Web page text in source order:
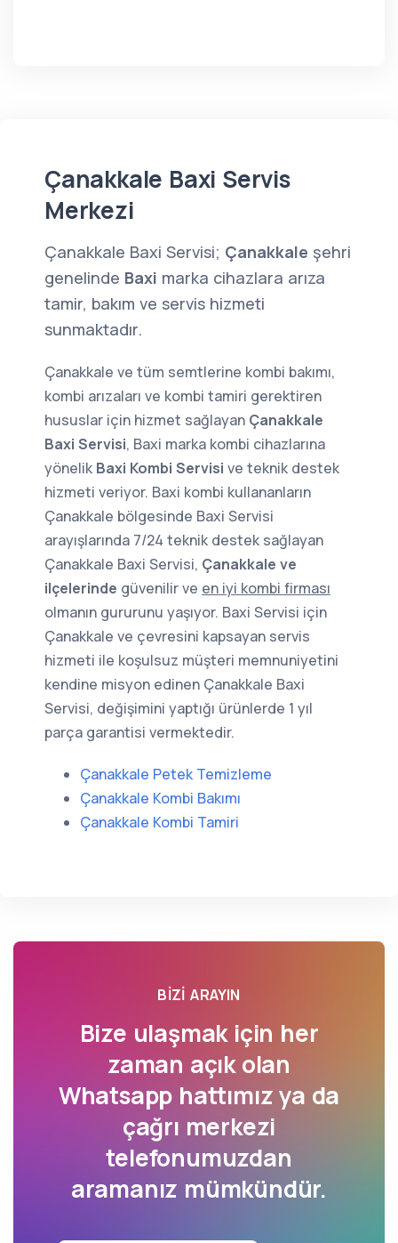
Çanakkale Baxi Servis
Merkezi
Çanakkale Baxi Servisi; Çanakkale şehri
genelinde Baxi marka cihazlara arıza
tamir, bakım ve servis hizmeti
sunmaktadır.
Çanakkale ve tüm semtlerine kombi bakımı,
kombi arızaları ve kombi tamiri gerektiren
hususlar için hizmet sağlayan Çanakkale
Baxi Servisi, Baxi marka kombi cihazlarına
yönelik Baxi Kombi Servisi ve teknik destek
hizmeti veriyor. Baxi kombi kullananların
Çanakkale bölgesinde Baxi Servisi
arayışlarında 7/24 teknik destek sağlayan
Çanakkale Baxi Servisi, Çanakkale ve
ilçelerinde güvenilir ve en iyi kombi firması
olmanın gururunu yaşıyor. Baxi Servisi için
Çanakkale ve çevresini kapsayan servis
hizmeti ile koşulsuz müşteri memnuniyetini
kendine misyon edinen Çanakkale Baxi
Servisi, değişimini yaptığı ürünlerde 1 yıl
parça garantisi vermektedir.
Çanakkale Petek Temizleme
Çanakkale Kombi Bakımı
Çanakkale Kombi Tamiri
BIZI ARAYIN
Bize ulaşmak için her
zaman açık olan
Whatsapp hattımız ya da
çağrı merkezi
telefonumuzdan
aramanız mümkündür.